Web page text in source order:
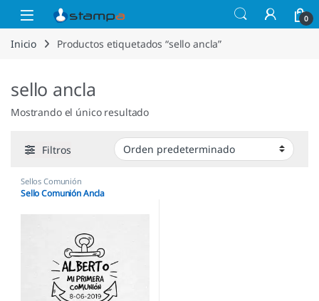
Saltar a la navegación
Saltar al contenido
Open 0
Inicio Productos etiquetados “sello ancla”
sello ancla
Mostrando el único resultado
Filtros
Sellos Comunión
Sello Comunión Ancla